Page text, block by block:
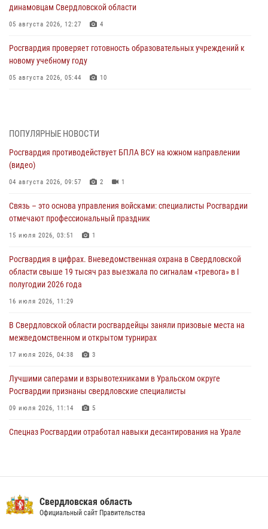
динамовцам Свердловской области
05 августа 2026, 12:27 4
Росгвардия проверяет готовность образовательных учреждений к
новому учебному году
05 августа 2026, 05:44 10
04 августа 2026, 09:57 2
Росгвардия приняла участие в обеспечении безопасности Дня
города в Екатеринбурге
03 августа 2026, 07:43 3
Росгвардия приняла участие в межведомственном
антитеррористическом учении в Свердловской области
31 июля 2026, 12:27 1
Росгвардия обеспечивает безопасность граждан на южном
направлении
31 июля 2026, 06:56
рассказал об итогах работы подразделения в эфире телекомпании
«Телекон»
30 июля 2026, 11:33 1
ПОПУЛЯРНЫЕ НОВОСТИ
Росгвардия противодействует БПЛА ВСУ на южном направлении
(видео)
04 августа 2026, 09:57 2 1
Связь – это основа управления войсками: специалисты Росгвардии
отмечают профессиональный праздник
15 июля 2026, 03:51 1
Росгвардия в цифрах. Вневедомственная охрана в Свердловской
области свыше 19 тысяч раз выезжала по сигналам «тревога» в I
полугодии 2026 года
16 июля 2026, 11:29
В Свердловской области росгвардейцы заняли призовые места на
межведомственном и открытом турнирах
17 июля 2026, 04:38 3
Лучшими саперами и взрывотехниками в Уральском округе
Росгвардии признаны свердловские специалисты
09 июля 2026, 11:14 5
Спецназ Росгвардии отработал навыки десантирования на Урале
14 июля 2026, 11:06 4
Свердловская область
Официальный сайт Правительства